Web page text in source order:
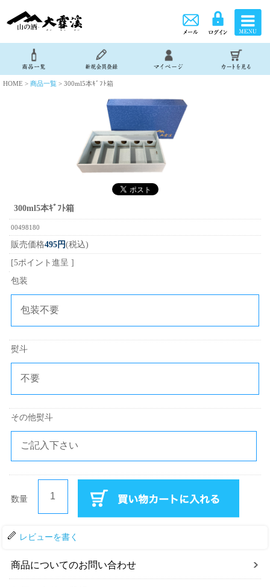
HOME > 商品一覧 > 300ml5本ｷﾞﾌﾄ箱
300ml5本ｷﾞﾌﾄ箱
00498180
販売価格495円(税込)
[5ポイント進呈 ]
包装
熨斗
その他熨斗
数量
レビューを書く
商品についてのお問い合わせ